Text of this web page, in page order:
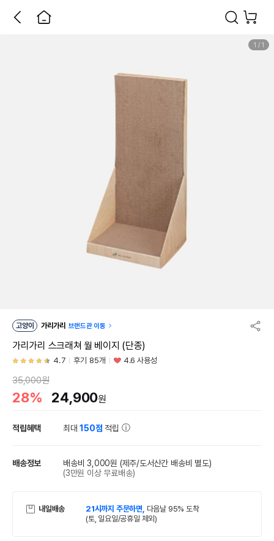
1 / 1
고양이 가리가리 브랜드관 이동
가리가리 스크래쳐 월 베이지 (단종)
4.7 후기 85개 4.6 사용성
35,000원
28% 24,900원
적립혜택 최대150점 적립
배송정보 배송비 3,000원 (제주/도서산간 배송비 별도)
(3만원 이상 무료배송)
내일배송 21시까지 주문하면, 다음날 95% 도착
(토, 일요일/공휴일 제외)